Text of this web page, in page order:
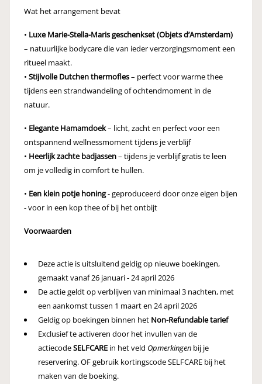
Wat het arrangement bevat
• Luxe Marie-Stella-Maris geschenkset (Objets d’Amsterdam)
– natuurlijke bodycare die van ieder verzorgingsmoment een
ritueel maakt.
• Stijlvolle Dutchen thermofles– perfect voor warme thee
tijdens een strandwandeling of ochtendmoment in de
natuur.
• Elegante Hamamdoek– licht, zacht en perfect voor een
ontspannend wellnessmoment tijdens je verblijf
• Heerlijk zachte badjassen– tijdens je verblijf gratis te leen
om je volledig in comfort te hullen.
• Een klein potje honing- geproduceerd door onze eigen bijen
- voor in een kop thee of bij het ontbijt
Voorwaarden
Deze actie is uitsluitend geldig op nieuwe boekingen,
gemaakt vanaf 26 januari - 24 april 2026
De actie geldt op verblijven van minimaal 3 nachten, met
een aankomst tussen 1 maart en 24 april 2026
Geldig op boekingen binnen het Non-Refundable tarief
Exclusief te activeren door het invullen van de
actiecodeSELFCARE in het veld Opmerkingen bij je
reservering. OF gebruik kortingscode SELFCARE bij het
maken van de boeking.